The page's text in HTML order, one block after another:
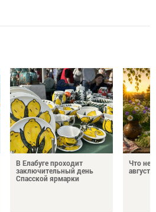
В Елабуге проходит
заключительный день
Спасской ярмарки
Что